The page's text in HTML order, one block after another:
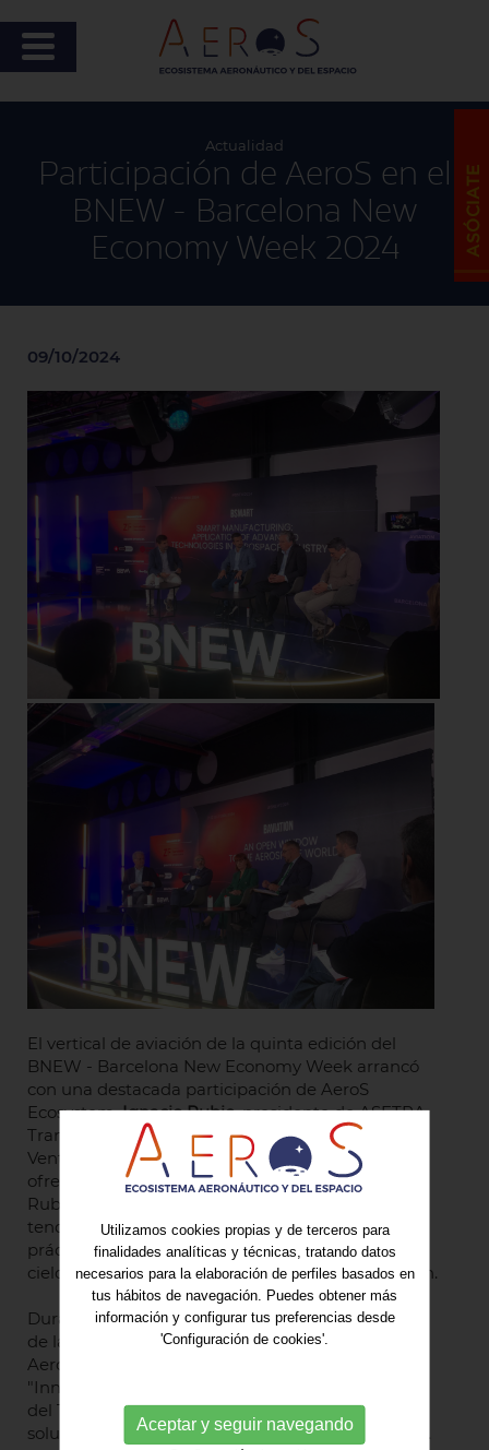
Actualidad
Participación de AeroS en el
BNEW - Barcelona New
Economy Week 2024
09/10/2024
El vertical de aviación de la quinta edición del
BNEW - Barcelona New Economy Week arrancó
con una destacada participación de AeroS
Ecosystem.Ignacio Rubio, presidente de ASETRA
Transporte Aéreo, participó en la sesión "Una
Ventana Abierta al Mundo Aeroespacial", donde
ofreció su visión sobre el estado actual del sector.
Rubio explicó cómo la innovación, las últimas
tendencias en tecnología, la digitalización y las
prácticas sostenibles estaban redefiniendo los
cielos y abriendo nuevas fronteras para la aviación.
Durante la jornada,Antoni Paz, Director Ejecutivo
de la Fundación KIMbcn y Secretaría Técnica de
AeroS Ecosystem, intervino en la mesa redonda
"Innovaciones y Transformaciones en la Gestión
del Tráfico Aéreo", donde abordó los retos y
soluciones para mejorar el espacio aéreo europeo.
Utilizamos cookies propias y de terceros para
finalidades analíticas y técnicas, tratando datos
necesarios para la elaboración de perfiles basados en
tus hábitos de navegación. Puedes obtener más
información y configurar tus preferencias desde
'Configuración de cookies'.
Aceptar y seguir navegando